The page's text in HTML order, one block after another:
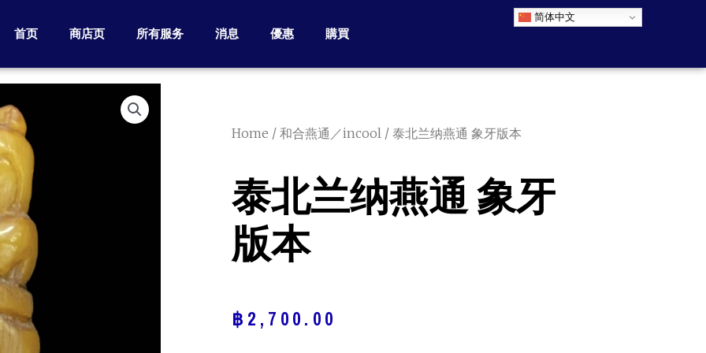
首页 商店页 所有服务 消息 優惠 購買
简体中文
Home / 和合燕通／incool / 泰北兰纳燕通 象牙版本
泰北兰纳燕通 象牙
版本
฿ 2,700.00